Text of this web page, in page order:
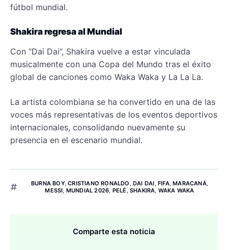
fútbol mundial.
Shakira regresa al Mundial
Con “Dai Dai”, Shakira vuelve a estar vinculada
musicalmente con una Copa del Mundo tras el éxito
global de canciones como Waka Waka y La La La.
La artista colombiana se ha convertido en una de las
voces más representativas de los eventos deportivos
internacionales, consolidando nuevamente su
presencia en el escenario mundial.
BURNA BOY,CRISTIANO RONALDO ,DAI DAI, FIFA,MARACANÁ,
MESSI, MUNDIAL 2026, PELÉ , SHAKIRA, WAKA WAKA
Comparte esta noticia